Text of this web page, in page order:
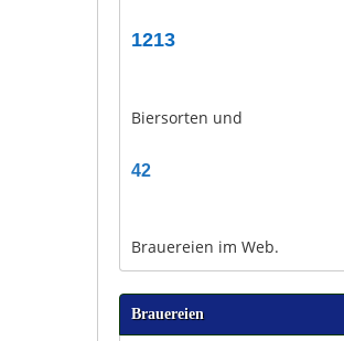
1213
Biersorten und
42
Brauereien im Web.
Brauereien